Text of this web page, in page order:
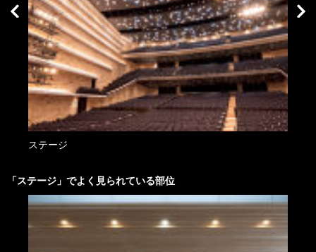
ステージ
「ステージ 」でよく見られている部位